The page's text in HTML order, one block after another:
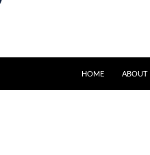
HOME ABOUT